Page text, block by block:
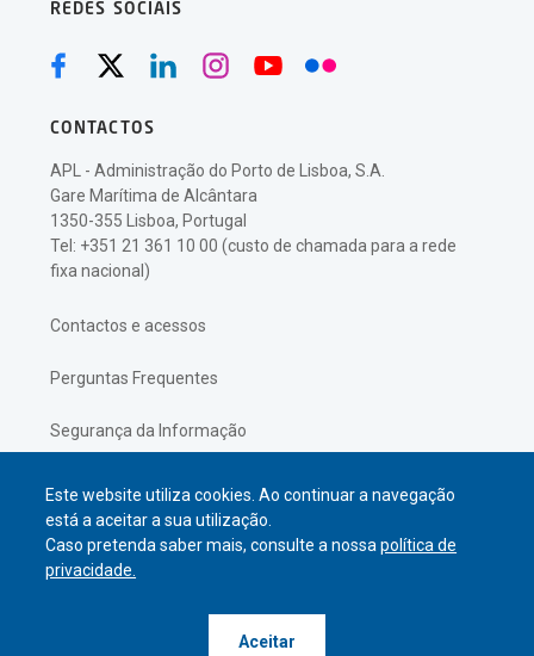
Este website utiliza cookies. Ao continuar a navegação
está a aceitar a sua utilização.
Caso pretenda saber mais, consulte a nossapolítica de
privacidade.
Aceitar
REDES SOCIAIS
CONTACTOS
APL - Administração do Porto de Lisboa, S.A.
Gare Marítima de Alcântara
1350-355 Lisboa, Portugal
Tel: +351 21 361 10 00 (custo de chamada para a rede
fixa nacional)
Contactos e acessos
Perguntas Frequentes
Segurança da Informação
Política de Privacidade
© APL Administração do Porto de